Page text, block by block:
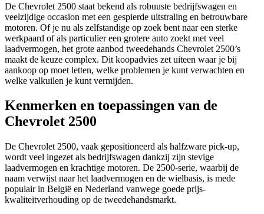
De Chevrolet 2500 staat bekend als robuuste bedrijfswagen en
veelzijdige occasion met een gespierde uitstraling en betrouwbare
motoren. Of je nu als zelfstandige op zoek bent naar een sterke
werkpaard of als particulier een grotere auto zoekt met veel
laadvermogen, het grote aanbod tweedehands Chevrolet 2500’s
maakt de keuze complex. Dit koopadvies zet uiteen waar je bij
aankoop op moet letten, welke problemen je kunt verwachten en
welke valkuilen je kunt vermijden.
Kenmerken en toepassingen van de
Chevrolet 2500
De Chevrolet 2500, vaak gepositioneerd als halfzware pick-up,
wordt veel ingezet als bedrijfswagen dankzij zijn stevige
laadvermogen en krachtige motoren. De 2500-serie, waarbij de
naam verwijst naar het laadvermogen en de wielbasis, is mede
populair in België en Nederland vanwege goede prijs-
kwaliteitverhouding op de tweedehandsmarkt.